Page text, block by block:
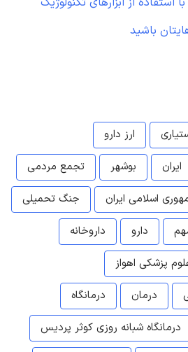
باشید
ارز دارو
ایران بوشهر
تجمع مردمی
اسلامی ایران
جنگ تحمیلی
دارو
داروخانه
پزشکی اهواز
درمان
درمانگاه
درمانگاه شبانه روزی کوثر پردیس